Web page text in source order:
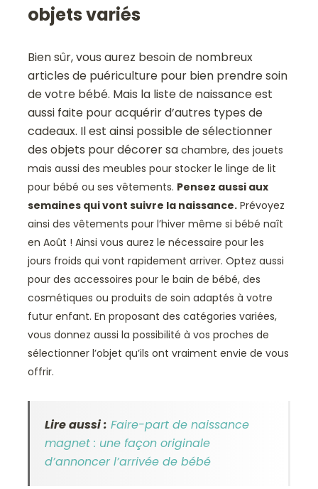
objets variés
Bien sûr, vous aurez besoin de nombreux
articles de puériculture pour bien prendre soin
de votre bébé. Mais la liste de naissance est
aussi faite pour acquérir d’autres types de
cadeaux. Il est ainsi possible de sélectionner
des objets pour décorer sachambre, des jouets
mais aussi des meubles pour stocker le linge de lit
pour bébé ou ses vêtements. Pensez aussi aux
semaines qui vont suivre la naissance. Prévoyez
ainsi des vêtements pour l’hiver même si bébé naît
en Août ! Ainsi vous aurez le nécessaire pour les
jours froids qui vont rapidement arriver. Optez aussi
pour des accessoires pour le bain de bébé, des
cosmétiques ou produits de soin adaptés à votre
futur enfant. En proposant des catégories variées,
vous donnez aussi la possibilité à vos proches de
sélectionner l’objet qu’ils ont vraiment envie de vous
offrir.
Lire aussi : Faire-part de naissance
magnet : une façon originale
d’annoncer l’arrivée de bébé